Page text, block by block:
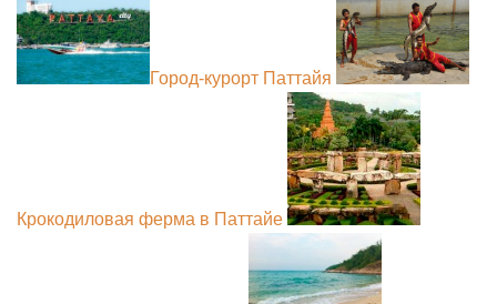
Город-курорт Паттайя
Крокодиловая ферма в Паттайе